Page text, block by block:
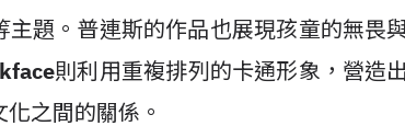
主題。普連斯的作品也展現孩童的無畏
則利用重複排列的卡通形象，營造
之間的關係。